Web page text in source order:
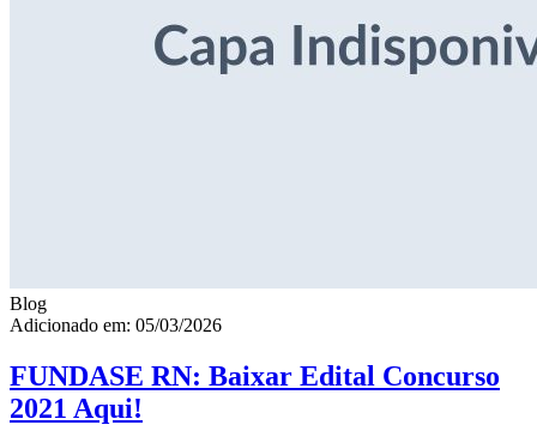
Blog
Adicionado em: 05/03/2026
FUNDASE RN: Baixar Edital Concurso
2021 Aqui!